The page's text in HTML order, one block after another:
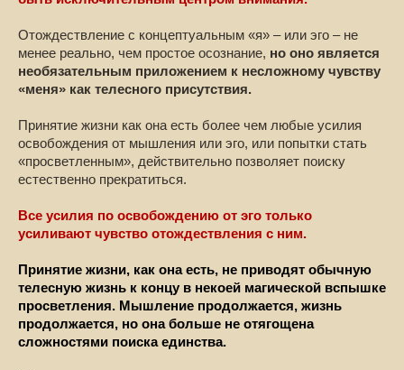
Отождествление с концептуальным «я» – или эго – не
менее реально, чем простое осознание, но оно является
необязательным приложением к несложному чувству
«меня» как телесного присутствия.
Принятие жизни как она есть более чем любые усилия
освобождения от мышления или эго, или попытки стать
«просветленным», действительно позволяет поиску
естественно прекратиться.
Все усилия по освобождению от эго только
усиливают чувство отождествления с ним.
Принятие жизни, как она есть, не приводят обычную
телесную жизнь к концу в некоей магической вспышке
просветления. Мышление продолжается, жизнь
продолжается, но она больше не отягощена
сложностями поиска единства.